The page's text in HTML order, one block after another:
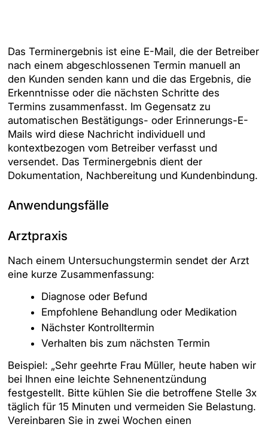
Das Terminergebnis ist eine E-Mail, die der Betreiber
nach einem abgeschlossenen Termin manuell an
den Kunden senden kann und die das Ergebnis, die
Erkenntnisse oder die nächsten Schritte des
Termins zusammenfasst. Im Gegensatz zu
automatischen Bestätigungs- oder Erinnerungs-E-
Mails wird diese Nachricht individuell und
kontextbezogen vom Betreiber verfasst und
versendet. Das Terminergebnis dient der
Dokumentation, Nachbereitung und Kundenbindung.
Anwendungsfälle
Arztpraxis
Nach einem Untersuchungstermin sendet der Arzt
eine kurze Zusammenfassung:
Diagnose oder Befund
Empfohlene Behandlung oder Medikation
Nächster Kontrolltermin
Verhalten bis zum nächsten Termin
Beispiel: „Sehr geehrte Frau Müller, heute haben wir
bei Ihnen eine leichte Sehnenentzündung
festgestellt. Bitte kühlen Sie die betroffene Stelle 3x
täglich für 15 Minuten und vermeiden Sie Belastung.
Vereinbaren Sie in zwei Wochen einen